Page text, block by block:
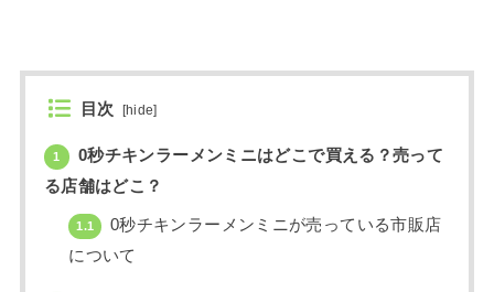
目次 [hide]
1
0秒チキンラーメンミニはどこで買える？売って
る店舗はどこ？
1.1
0秒チキンラーメンミニが売っている市販店
について